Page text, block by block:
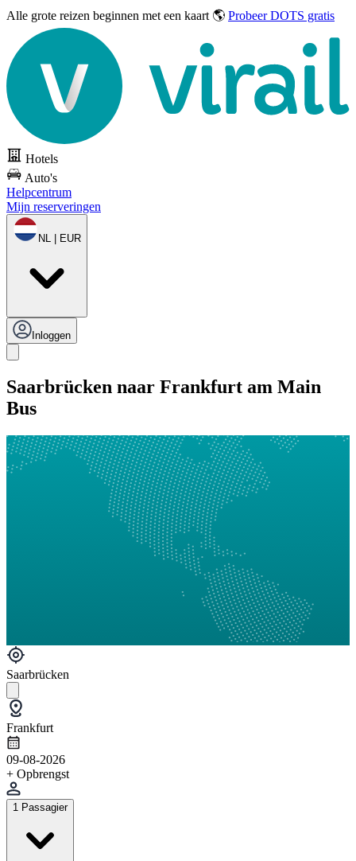
Alle grote reizen beginnen met een kaart 🌎 Probeer DOTS gratis
Hotels
Auto's
Helpcentrum
Mijn reserveringen
NL | EUR
Inloggen
Saarbrücken naar Frankfurt am Main
Bus
Saarbrücken
Frankfurt
09-08-2026
+ Opbrengst
1 Passagier